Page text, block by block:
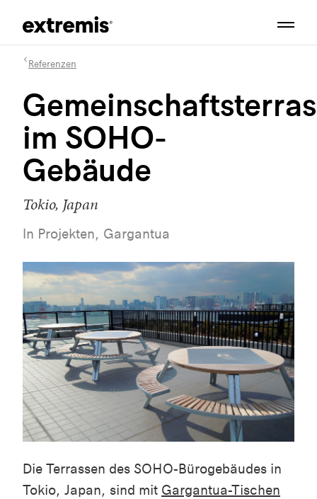
Referenzen
im SOHO-
Gebäude
Tokio, Japan
In Projekten, Gargantua
Die Terrassen des SOHO-Bürogebäudes in
Tokio, Japan, sind mit Gargantua-Tischen